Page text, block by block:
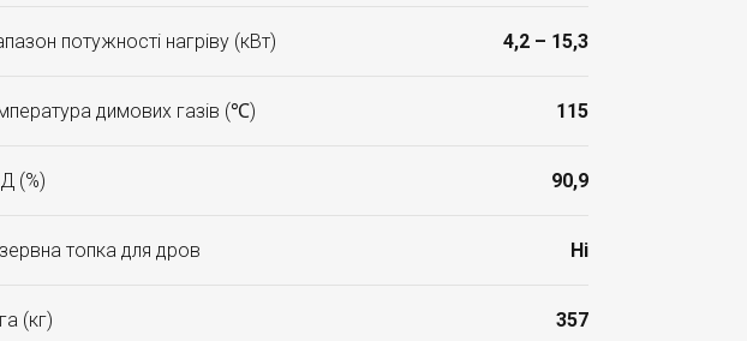
потужності нагріву (кВт) 4,2 – 15,3
димових газів (℃) 115
(%) 90,9
топка для дров Ні
(кг) 357